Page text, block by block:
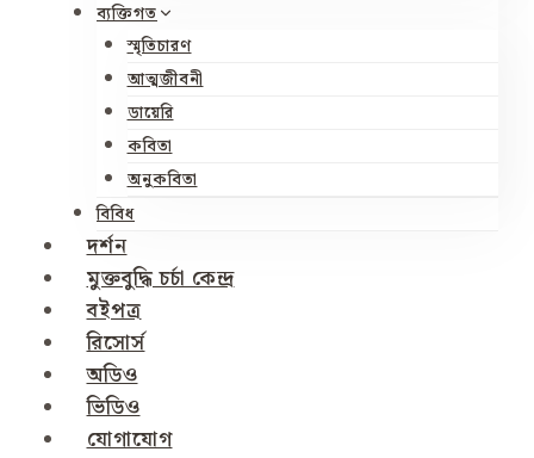
ব্যক্তিগত
স্মৃতিচারণ
আত্মজীবনী
ডায়েরি
কবিতা
অনুকবিতা
বিবিধ
দর্শন
মুক্তবুদ্ধি চর্চা কেন্দ্র
বইপত্র
রিসোর্স
অডিও
ভিডিও
যোগাযোগ